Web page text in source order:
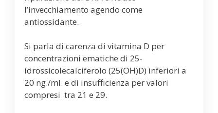
l’invecchiamento agendo come
antiossidante.
Si parla di carenza di vitamina D per
concentrazioni ematiche di 25-
idrossicolecalciferolo (25(OH)D) inferiori a
20 ng./ml. e di insufficienza per valori
compresi tra 21 e 29.